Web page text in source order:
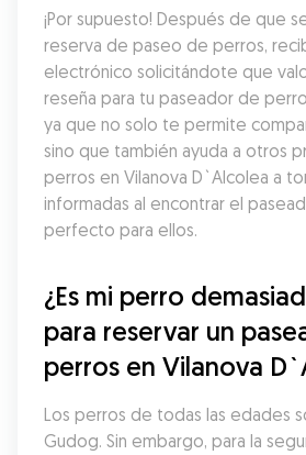
¡Por supuesto! Después de que
reserva de paseo de perros,
electrónico solicitándote que
reseña para tu paseador de
ya que no solo te permite
sino que también ayuda a otros
perros en Vilanova D`Alcolea a
informadas al encontrar el
perfecto para ellos.
¿Es mi perro
para reservar un
perros en Vilanova
Los perros de todas las edades
Gudog. Sin embargo, para la